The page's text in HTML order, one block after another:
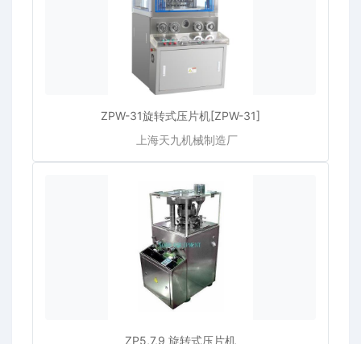
ZPW-31旋转式压片机[ZPW-31]
上海天九机械制造厂
ZP5,7,9 旋转式压片机